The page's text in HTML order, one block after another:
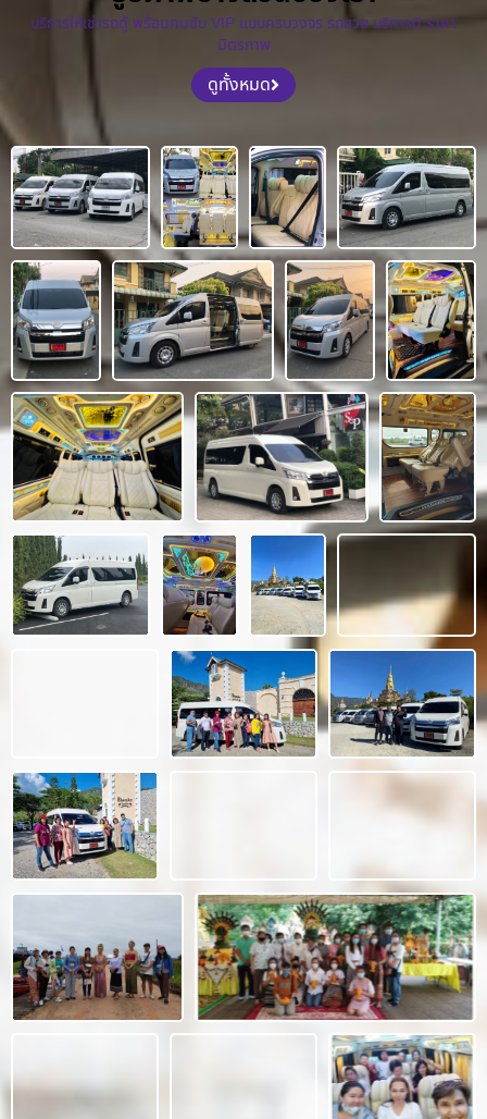
บริการให้เช่ารถตู้ พร้อมคนขับ VIP แบบครบวงจร รถสวย บริการดี ราคา
มิตรภาพ
ดูทั้งหมด